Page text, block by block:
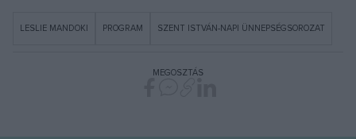
LESLIE MANDOKI PROGRAM SZENT ISTVÁN-NAPI ÜNNEPSÉGSOROZAT
MEGOSZTÁS